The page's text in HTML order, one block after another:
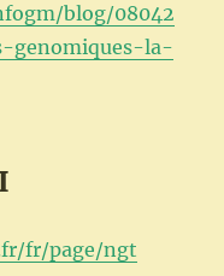
blog/08042
genomiques-la-
fr/page/ngt